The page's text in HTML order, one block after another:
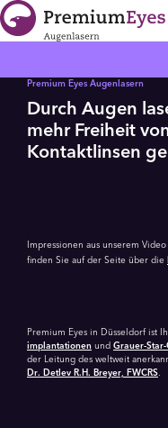
Zur Navigation springen
Zum Inhalt springen
Premium Eyes Augenlasern
Durch Augen
mehr Freiheit
Kontaktlinsen
Impressionen aus unserem
finden Sie auf der Seite über die
Premium Eyes in Düsseldorf ist
implantationen und Grauer-
der Leitung des weltweit
Dr. Detlev R.H. Breyer, FWCRS.